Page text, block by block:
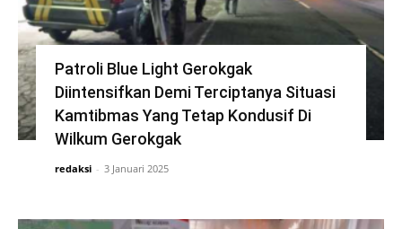
Patroli Blue Light Gerokgak
Diintensifkan Demi Terciptanya Situasi
Kamtibmas Yang Tetap Kondusif Di
Wilkum Gerokgak
redaksi - 3 Januari 2025